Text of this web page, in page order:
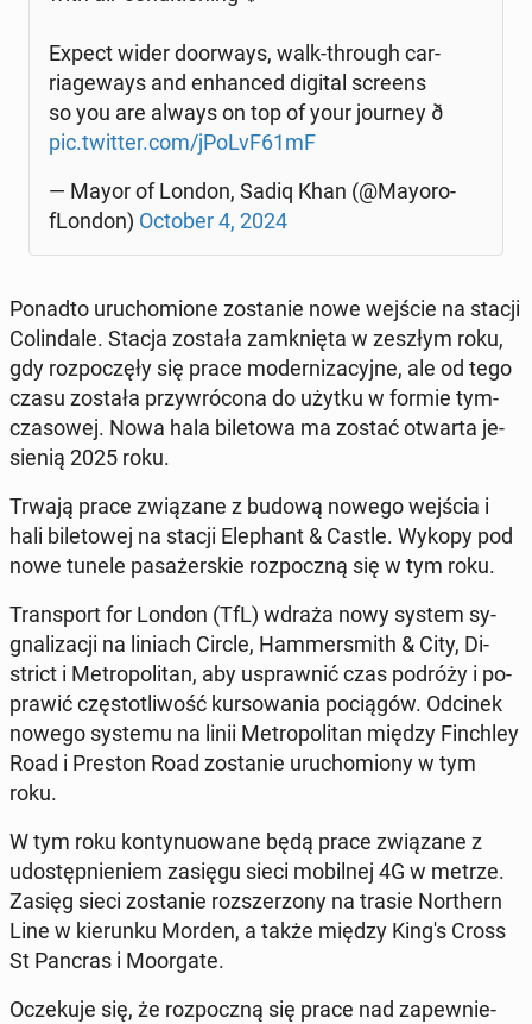
Expect wider do­or­ways, walk-through car­
ria­ge­ways and en­han­ced digital screens
so you are always on top of your journey ð
pic.twitter.com/jPoLvF61mF
— Mayor of London, Sadiq Khan (@May­oro­
fLon­don) October 4, 2024
Ponadto uru­cho­mio­ne zo­sta­nie nowe wejście na stacji
Co­lin­da­le. Stacja została za­mknię­ta w zeszłym roku,
gdy roz­po­czę­ły się prace mo­der­ni­za­cyj­ne, ale od tego
czasu została przy­wró­co­na do użytku w formie tym­
cza­so­wej. Nowa hala bi­le­to­wa ma zostać otwarta je­
sie­nią 2025 roku.
Trwają prace zwią­za­ne z budową nowego wejścia i
hali bi­le­to­wej na stacji Ele­phant & Castle. Wykopy pod
nowe tunele pa­sa­żer­skie roz­pocz­ną się w tym roku.
Trans­port for London (TfL) wdraża nowy system sy­
gna­li­za­cji na liniach Circle, Ham­mer­smith & City, Di­
strict i Me­tro­po­li­tan, aby uspraw­nić czas podróży i po­
pra­wić czę­sto­tli­wość kur­so­wa­nia po­cią­gów. Odcinek
nowego systemu na linii Me­tro­po­li­tan między Fin­chley
Road i Preston Road zo­sta­nie uru­cho­mio­ny w tym
roku.
W tym roku kon­ty­nu­owa­ne będą prace zwią­za­ne z
udo­stęp­nie­niem zasięgu sieci mo­bil­nej 4G w metrze.
Zasięg sieci zo­sta­nie roz­sze­rzo­ny na trasie Nor­thern
Line w kie­run­ku Morden, a także między King's Cross
St Pancras i Mo­or­ga­te.
Ocze­ku­je się, że roz­pocz­ną się prace nad za­pew­nie­